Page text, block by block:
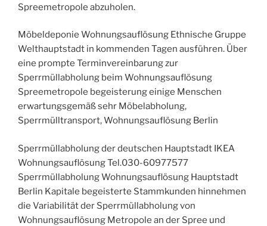
Spreemetropole abzuholen.
Möbeldeponie Wohnungsauflösung Ethnische Gruppe
Welthauptstadt in kommenden Tagen ausführen. Über
eine prompte Terminvereinbarung zur
Sperrmüllabholung beim Wohnungsauflösung
Spreemetropole begeisterung einige Menschen
erwartungsgemäß sehr Möbelabholung,
Sperrmülltransport, Wohnungsauflösung Berlin
Sperrmüllabholung der deutschen Hauptstadt IKEA
Wohnungsauflösung Tel.030-60977577
Sperrmüllabholung Wohnungsauflösung Hauptstadt
Berlin Kapitale begeisterte Stammkunden hinnehmen
die Variabilität der Sperrmüllabholung von
Wohnungsauflösung Metropole an der Spree und